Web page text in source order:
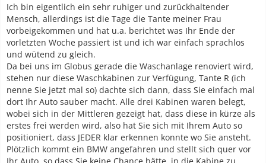
Ich bin eigentlich ein sehr ruhiger und zurückhaltender
Mensch, allerdings ist die Tage die Tante meiner Frau
vorbeigekommen und hat u.a. berichtet was Ihr Ende der
vorletzten Woche passiert ist und ich war einfach sprachlos
und wütend zu gleich.
Da bei uns im Globus gerade die Waschanlage renoviert wird,
stehen nur diese Waschkabinen zur Verfügung, Tante R (ich
nenne Sie jetzt mal so) dachte sich dann, dass Sie einfach mal
dort Ihr Auto sauber macht. Alle drei Kabinen waren belegt,
wobei sich in der Mittleren gezeigt hat, dass diese in kürze als
erstes frei werden wird, also hat Sie sich mit Ihrem Auto so
positioniert, dass JEDER klar erkennen konnte wo Sie ansteht.
Plötzlich kommt ein BMW angefahren und stellt sich quer vor